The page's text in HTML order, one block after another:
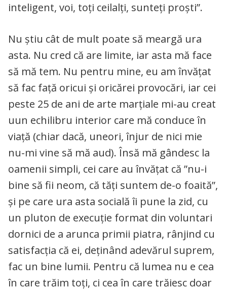
inteligent, voi, toți ceilalți, sunteți proști”.
Nu știu cât de mult poate să meargă ura
asta. Nu cred că are limite, iar asta mă face
să mă tem. Nu pentru mine, eu am învățat
să fac față oricui și oricărei provocări, iar cei
peste 25 de ani de arte marțiale mi-au creat
uun echilibru interior care mă conduce în
viață (chiar dacă, uneori, înjur de nici mie
nu-mi vine să mă aud). Însă mă gândesc la
oamenii simpli, cei care au învățat că ”nu-i
bine să fii neom, că tăți suntem de-o foaită”,
și pe care ura asta socială îi pune la zid, cu
un pluton de execuție format din voluntari
dornici de a arunca primii piatra, rânjind cu
satisfacția că ei, deținând adevărul suprem,
fac un bine lumii. Pentru că lumea nu e cea
în care trăim toți, ci cea în care trăiesc doar